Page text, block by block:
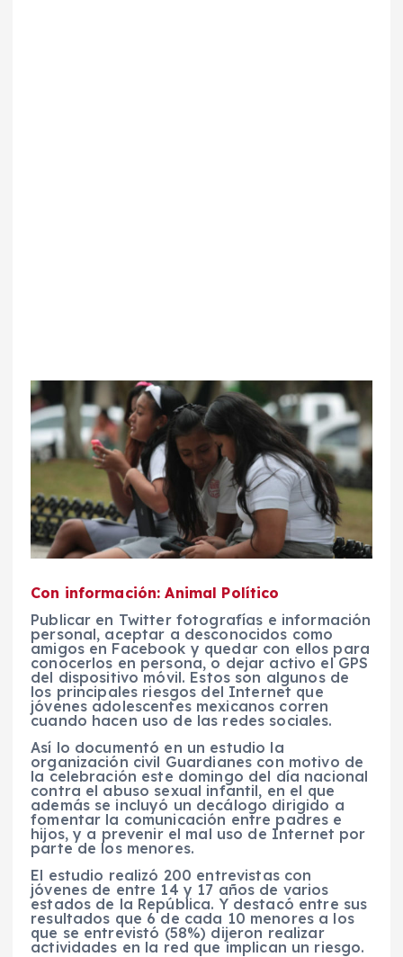
Con información: Animal Político
Publicar en Twitter fotografías e información
personal, aceptar a desconocidos como
amigos en Facebook y quedar con ellos para
conocerlos en persona, o dejar activo el GPS
del dispositivo móvil. Estos son algunos de
los principales riesgos del Internet que
jóvenes adolescentes mexicanos corren
cuando hacen uso de las redes sociales.
Así lo documentó en un estudio la
organización civil Guardianes con motivo de
la celebración este domingo del día nacional
contra el abuso sexual infantil, en el que
además se incluyó un decálogo dirigido a
fomentar la comunicación entre padres e
hijos, y a prevenir el mal uso de Internet por
parte de los menores.
El estudio realizó 200 entrevistas con
jóvenes de entre 14 y 17 años de varios
estados de la República. Y destacó entre sus
resultados que 6 de cada 10 menores a los
que se entrevistó (58%) dijeron realizar
actividades en la red que implican un riesgo.